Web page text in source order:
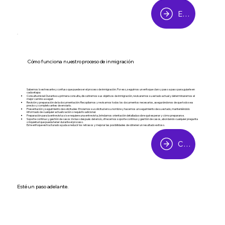
Empezar
Cómo funciona nuestro proceso de inmigración
Sabemos lo estresante y confuso que puede ser el proceso de inmigración. Por eso, seguimos un enfoque claro y paso a paso para guiarle en
cada etapa:
Consulta inicial: Durante su primera consulta, discutiremos sus objetivos de inmigración, revisaremos su estado actual y determinaremos el
mejor camino a seguir.
Revisión y preparación de la documentación: Recopilamos y revisamos todos los documentos necesarios, asegurándonos de que todo sea
preciso y completo antes de enviarlo.
Presentación y seguimiento de solicitudes: Enviamos su solicitud en su nombre y hacemos un seguimiento de su estado, manteniéndolo
informado de cualquier actualización o requisito adicional.
Preparación para la entrevista: si se requiere una entrevista, brindamos orientación detallada sobre qué esperar y cómo prepararse.
Soporte continuo y gestión de casos: incluso después del envío, ofrecemos soporte continuo y gestión de casos, abordando cualquier pregunta
o inquietud que pueda tener durante el proceso.
Este enfoque estructurado ayuda a reducir los retrasos y mejorar las posibilidades de obtener un resultado exitoso.
Consulta gratuita
Esté un paso adelante.